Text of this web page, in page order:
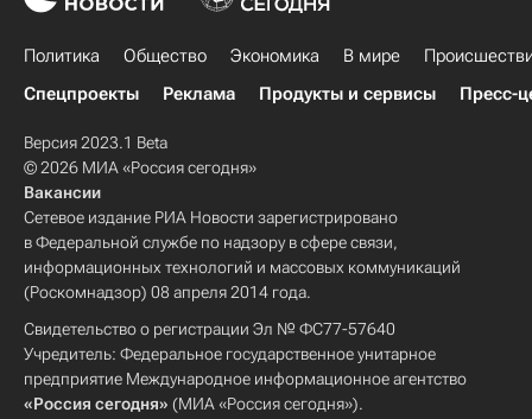
Политика Общество Экономика В мире
Спецпроекты
Реклама Продукты и сервисы Пресс-
Версия 2023.1 Beta
© 2026 МИА «Россия сегодня»
Вакансии
Сетевое издание РИА Новости зарегистрировано
в Федеральной службе по надзору в сфере связи,
информационных технологий и массовых коммуникаций
(Роскомнадзор) 08 апреля 2014 года.
Свидетельство о регистрации Эл № ФС77-57640
Учредитель: Федеральное государственное унитарное
предприятие Международное информационное агентство
«Россия сегодня» (МИА «Россия сегодня»).